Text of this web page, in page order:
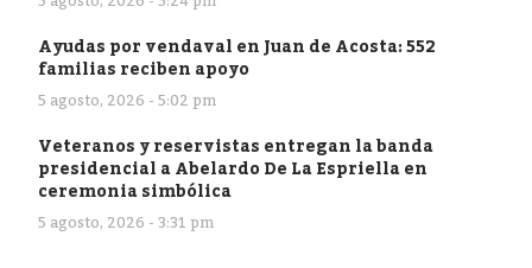
Ayudas por vendaval en Juan de Acosta: 552
familias reciben apoyo
5 agosto, 2026 - 5:02 pm
Veteranos y reservistas entregan la banda
presidencial a Abelardo De La Espriella en
ceremonia simbólica
5 agosto, 2026 - 3:31 pm